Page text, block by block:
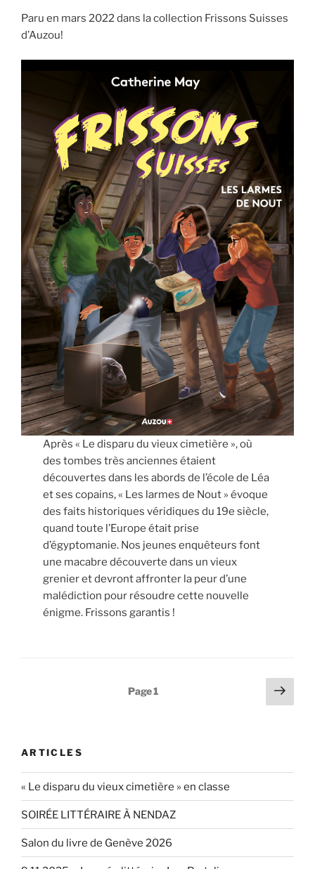
Paru en mars 2022 dans la collection Frissons Suisses
d’Auzou!
Après « Le disparu du vieux cimetière », où
des tombes très anciennes étaient
découvertes dans les abords de l’école de Léa
et ses copains, « Les larmes de Nout » évoque
des faits historiques véridiques du 19e siècle,
quand toute l’Europe était prise
d’égyptomanie. Nos jeunes enquêteurs font
une macabre découverte dans un vieux
grenier et devront affronter la peur d’une
malédiction pour résoudre cette nouvelle
énigme. Frissons garantis !
Page1
Page
ARTICLES
« Le disparu du vieux cimetière » en classe
SOIRÉE LITTÉRAIRE À NENDAZ
Salon du livre de Genève 2026